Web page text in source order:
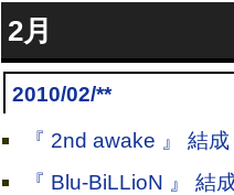
2月
2010/02/**
『 2nd awake 』 結成
『 Blu-BiLLioN 』 結